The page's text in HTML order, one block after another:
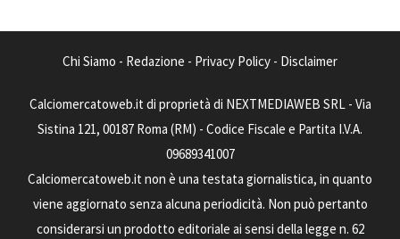
Chi Siamo - Redazione - Privacy Policy - Disclaimer
Calciomercatoweb.it di proprietà di NEXTMEDIAWEB SRL - Via
Sistina 121, 00187 Roma (RM) - Codice Fiscale e Partita I.V.A.
09689341007
Calciomercatoweb.it non è una testata giornalistica, in quanto
viene aggiornato senza alcuna periodicità. Non può pertanto
considerarsi un prodotto editoriale ai sensi della legge n. 62